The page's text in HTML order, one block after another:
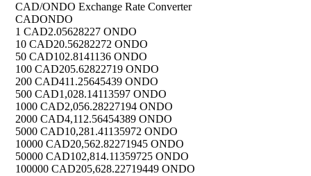
CAD/ONDO Exchange Rate Converter
CADONDO
1 CAD2.05628227 ONDO
10 CAD20.56282272 ONDO
50 CAD102.8141136 ONDO
100 CAD205.62822719 ONDO
200 CAD411.25645439 ONDO
500 CAD1,028.14113597 ONDO
1000 CAD2,056.28227194 ONDO
2000 CAD4,112.56454389 ONDO
5000 CAD10,281.41135972 ONDO
10000 CAD20,562.82271945 ONDO
50000 CAD102,814.11359725 ONDO
100000 CAD205,628.22719449 ONDO